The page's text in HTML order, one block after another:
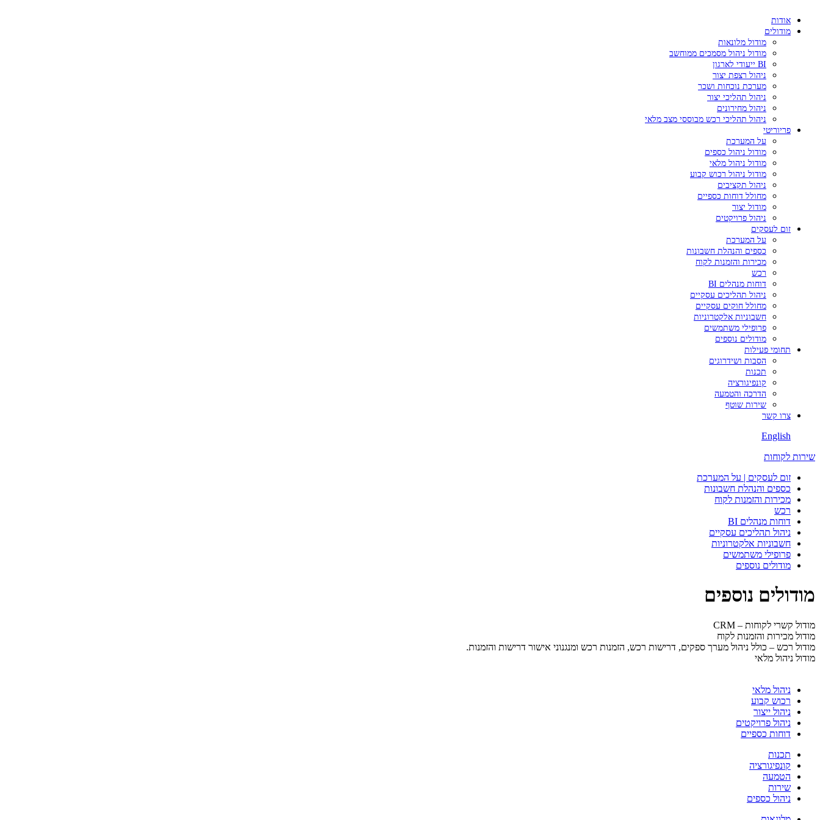
אודות
מודולים
מודול מלונאות
מודול ניהול מסמכים ממוחשב
BI ייעודי לארגון
ניהול רצפת יצור
מערכת נוכחות ושכר
ניהול תהליכי יצור
ניהול מחירונים
ניהול תהליכי רכש מבוססי מצב מלאי
פריוריטי
על המערכת
מודול ניהול כספים
מודול ניהול מלאי
מודול ניהול רכוש קבוע
ניהול תקציבים
מחולל דוחות כספיים
מודול יצור
ניהול פרויקטים
זום לעסקים
על המערכת
כספים והנהלת חשבונות
מכירות והזמנות לקוח
רכש
דוחות מנהלים BI
ניהול תהליכים עסקיים
מחולל חוקים עסקיים
חשבוניות אלקטרוניות
פרופילי משתמשים
מודולים נוספים
תחומי פעילות
הסבות ושידרוגים
תכנות
קונפיגורציה
הדרכה והטמעה
שירות שוטף
צרו קשר
English
שירות לקוחות
זום לעסקים | על המערכת
כספים והנהלת חשבונות
מכירות והזמנות לקוח
רכש
דוחות מנהלים BI
ניהול תהליכים עסקיים
חשבוניות אלקטרוניות
פרופילי משתמשים
מודולים נוספים
מודולים נוספים
מודול קשרי לקוחות – CRM
מודול מכירות והזמנות לקוח
מודול רכש – כולל ניהול מערך ספקים, דרישות רכש, הזמנות רכש ומנגנוני אישור דרישות והזמנות.
מודול ניהול מלאי
ניהול מלאי
רכוש קבוע
ניהול ייצור
ניהול פרויקטים
דוחות כספיים
תכנות
קונפיגורציה
הטמעה
שירות
ניהול כספים